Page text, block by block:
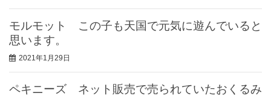
モルモット この子も天国で元気に遊んでいると
思います。
2021年1月29日
ペキニーズ ネット販売で売られていたおくるみ